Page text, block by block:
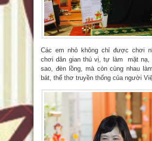
Các em nhỏ không chỉ được chơi
chơi dân gian thú vị, tự làm mặt nạ,
sao, đèn lồng, mà còn cùng nhau
bát, thể thơ truyền thống của người